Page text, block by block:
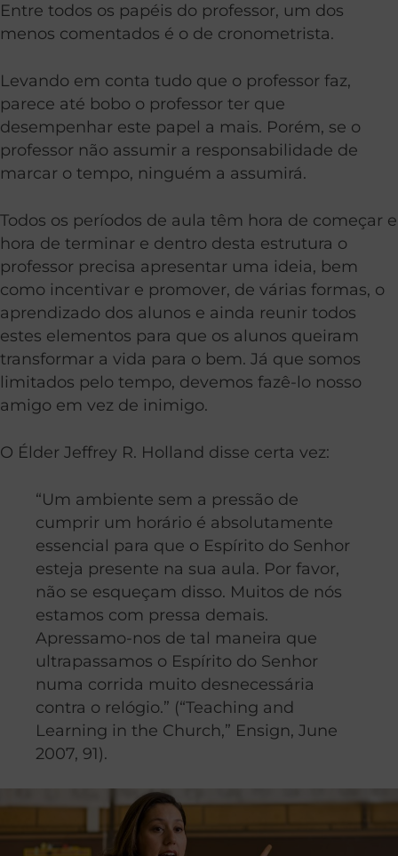
Entre todos os papéis do professor, um dos
menos comentados é o de cronometrista.
Levando em conta tudo que o professor faz,
parece até bobo o professor ter que
desempenhar este papel a mais. Porém, se o
professor não assumir a responsabilidade de
marcar o tempo, ninguém a assumirá.
Todos os períodos de aula têm hora de começar e
hora de terminar e dentro desta estrutura o
professor precisa apresentar uma ideia, bem
como incentivar e promover, de várias formas, o
aprendizado dos alunos e ainda reunir todos
estes elementos para que os alunos queiram
transformar a vida para o bem. Já que somos
limitados pelo tempo, devemos fazê-lo nosso
amigo em vez de inimigo.
O Élder Jeffrey R. Holland disse certa vez:
“Um ambiente sem a pressão de
cumprir um horário é absolutamente
essencial para que o Espírito do Senhor
esteja presente na sua aula. Por favor,
não se esqueçam disso. Muitos de nós
estamos com pressa demais.
Apressamo-nos de tal maneira que
ultrapassamos o Espírito do Senhor
numa corrida muito desnecessária
contra o relógio.” (“Teaching and
Learning in the Church,” Ensign, June
2007, 91).